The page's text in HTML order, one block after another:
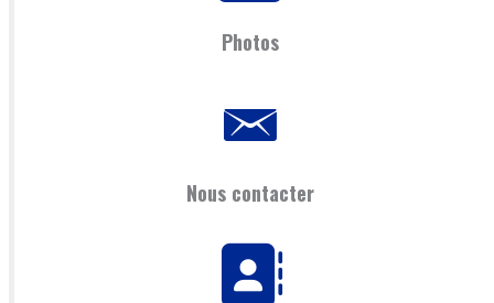
Photos
Nous contacter